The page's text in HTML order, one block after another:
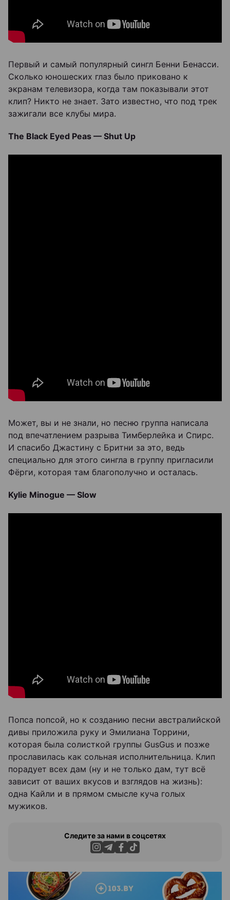
Первый и самый популярный сингл Бенни Бенасси.
Сколько юношеских глаз было приковано к
экранам телевизора, когда там показывали этот
клип? Никто не знает. Зато известно, что под трек
зажигали все клубы мира.
The Black Eyed Peas — Shut Up
Может, вы и не знали, но песню группа написала
под впечатлением разрыва Тимберлейка и Спирс.
И спасибо Джастину с Бритни за это, ведь
специально для этого сингла в группу пригласили
Фёрги, которая там благополучно и осталась.
Kylie Minogue — Slow
Попса попсой, но к созданию песни австралийской
дивы приложила руку и Эмилиана Торрини,
которая была солисткой группы GusGus и позже
прославилась как сольная исполнительница. Клип
порадует всех дам (ну и не только дам, тут всё
зависит от ваших вкусов и взглядов на жизнь):
одна Кайли и в прямом смысле куча голых
мужиков.
Следите за нами в соцсетях